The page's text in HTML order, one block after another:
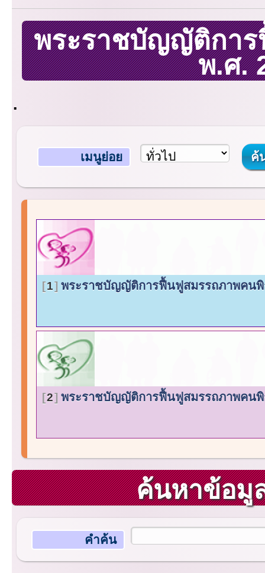
พระราชบัญญัติกา
พ.ศ.
.
เมนูย่อย
1 พระราชบัญญัติการฟื้นฟูสมรรถภาพคน
2 พระราชบัญญัติการฟื้นฟูสมรรถภาพคน
ค้นหาข้อมู
คำค้น